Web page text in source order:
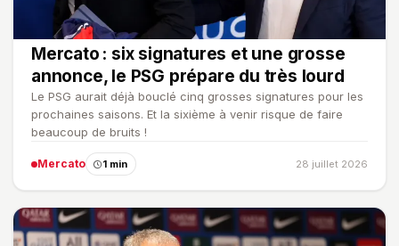
Mercato : six signatures et une grosse
annonce, le PSG prépare du très lourd
Le PSG aurait déjà bouclé cinq grosses signatures pour les
prochaines saisons. Et la sixième à venir risque de faire
beaucoup de bruits !
Mercato 1 min 28 juillet 2026